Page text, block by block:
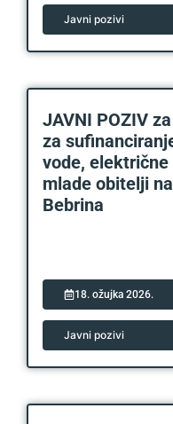
Javni pozivi
JAVNI POZIV
za
vode,
mlade obitelji
Bebrina
18. ožujka 2026.
Javni pozivi